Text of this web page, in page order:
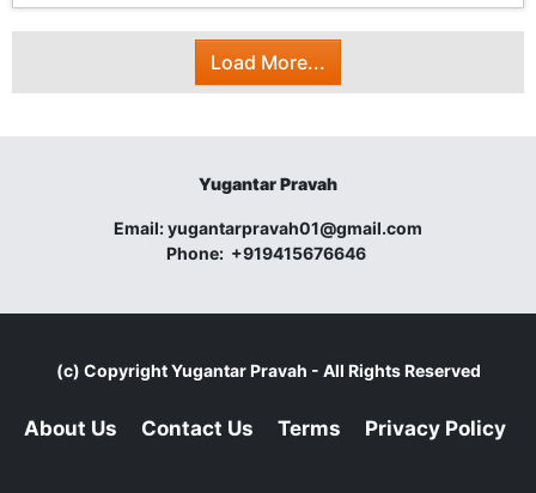
Load More...
Yugantar Pravah
Email:yugantarpravah01@gmail.com
Phone: +919415676646
(c) CopyrightYugantar Pravah - All Rights Reserved
About Us Contact Us Terms Privacy Policy